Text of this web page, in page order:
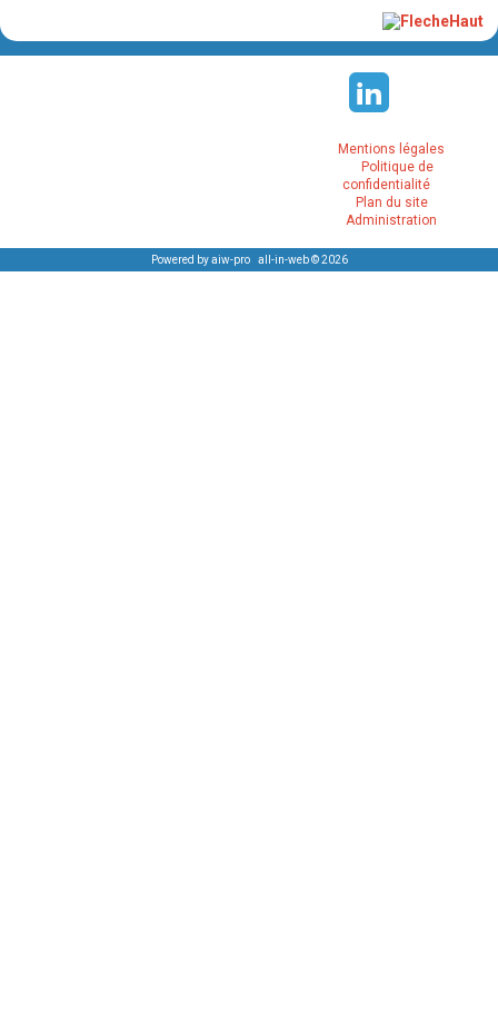
Mentions légales
Politique de
confidentialité
Plan du site
Administration
Powered by aiw-pro| all-in-web © 2026